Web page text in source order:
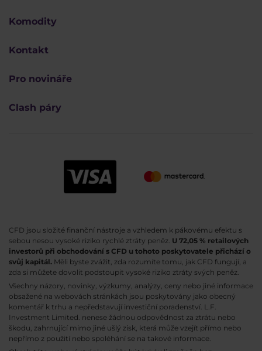
Komodity
Kontakt
Pro novináře
Clash páry
CFD jsou složité finanční nástroje a vzhledem k pákovému efektu s
sebou nesou vysoké riziko rychlé ztráty peněz. U 72,05 % retailových
investorů při obchodování s CFD u tohoto poskytovatele přichází o
svůj kapitál. Měli byste zvážit, zda rozumíte tomu, jak CFD fungují, a
zda si můžete dovolit podstoupit vysoké riziko ztráty svých peněz.
Všechny názory, novinky, výzkumy, analýzy, ceny nebo jiné informace
obsažené na webovách stránkách jsou poskytovány jako obecný
komentář k trhu a nepředstavují investiční poradenství. L.F.
Investment Limited. nenese žádnou odpovědnost za ztrátu nebo
škodu, zahrnující mimo jiné ušlý zisk, která může vzejít přímo nebo
nepřímo z použití nebo spoléhání se na takové informace.